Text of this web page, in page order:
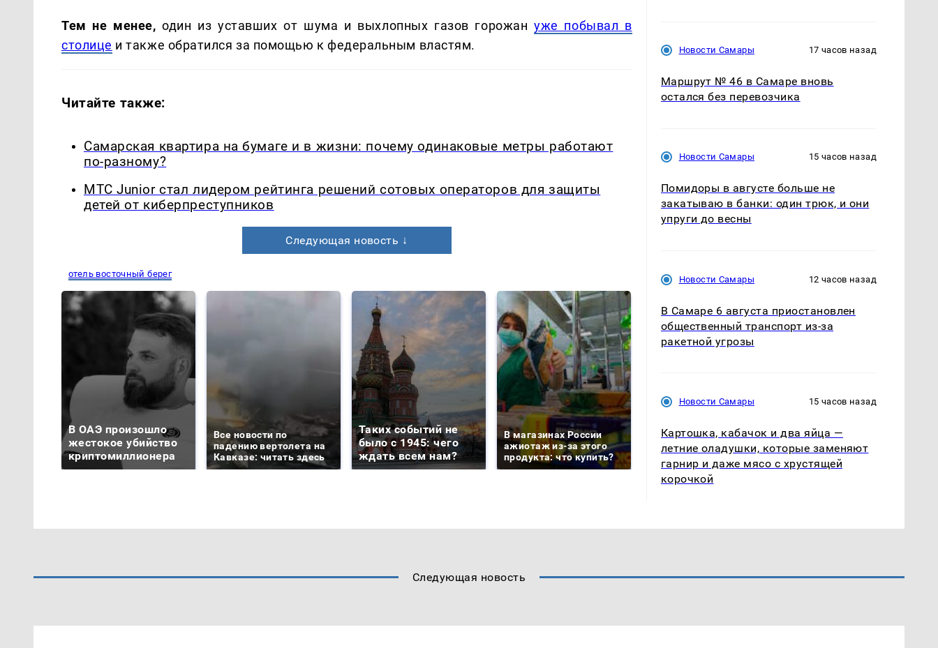
Тем не менее, один из уставших от шума и выхлопных газов горожануже побывал в
столице и также обратился за помощью к федеральным властям.
Читайте также:
Самарская квартира на бумаге и в жизни: почему одинаковые метры работают
по-разному?
МТС Junior стал лидером рейтинга решений сотовых операторов для защиты
детей от киберпреступников
Следующая новость ↓
отель восточный берег
В ОАЭ произошло
жестокое убийство
криптомиллионера
Все новости по
падению вертолета на
Кавказе: читать здесь
Таких событий не
было с 1945: чего
ждать всем нам?
В магазинах России
ажиотаж из-за этого
продукта: что купить?
полицейскую
машину напали и
подожгли.
Где будет встреча
президентов США и
России: Европа?
Новости Самары 17 часов назад
Маршрут № 46 в Самаре вновь
остался без перевозчика
Новости Самары 15 часов назад
Помидоры в августе больше не
закатываю в банки: один трюк, и они
упруги до весны
Новости Самары 12 часов назад
В Самаре 6 августа приостановлен
общественный транспорт из-за
ракетной угрозы
Новости Самары 15 часов назад
Картошка, кабачок и два яйца —
летние оладушки, которые заменяют
гарнир и даже мясо с хрустящей
корочкой
Следующая новость